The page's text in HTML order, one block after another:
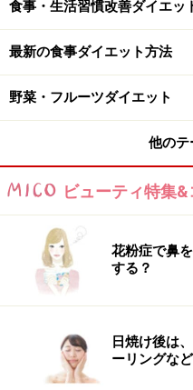
おこなってください。また、
ではありません。
【編集部おすすめの購入サイ
Amazonでダイエッ
楽天市場で人気のダ
食事・生活習慣改善ダイエッ
最新の食事ダイエット方法
野菜・フルーツダイエット
他のテ
ビューティ特集
花粉症で鼻
する？
日焼け後は
ーリングな